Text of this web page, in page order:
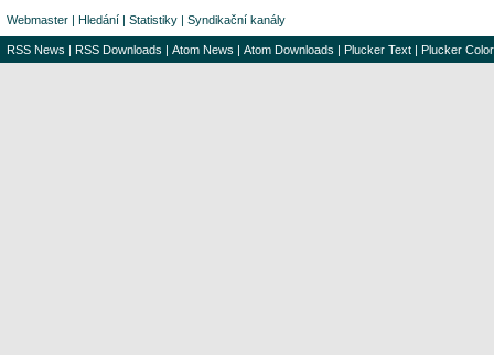
Webmaster | Hledání | Statistiky | Syndikační kanály
RSS News | RSS Downloads | Atom News | Atom Downloads | Plucker Text | Plucker Color